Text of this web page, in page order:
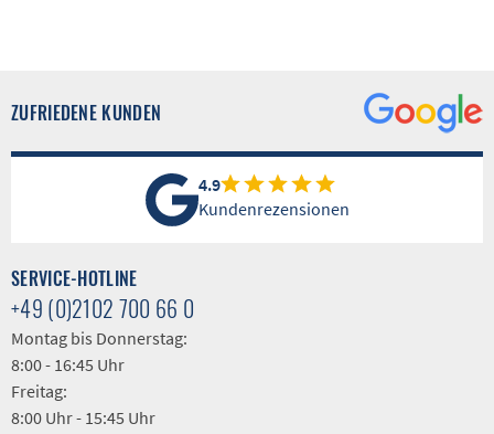
ZUFRIEDENE KUNDEN
4.9
Kundenrezensionen
SERVICE-HOTLINE
+49 (0)2102 700 66 0
Montag bis Donnerstag:
8:00 - 16:45 Uhr
Freitag:
8:00 Uhr - 15:45 Uhr